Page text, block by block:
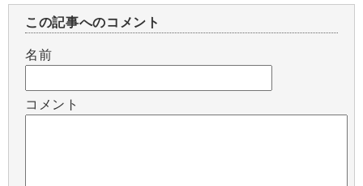
この記事へのコメント
名前
コメント